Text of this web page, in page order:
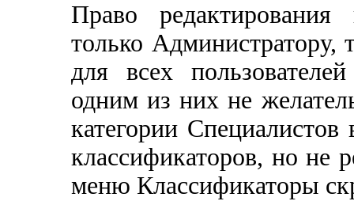
Право редактирования
только
для всех
одним из них не
категории
классификаторов, но не
меню Классификаторы